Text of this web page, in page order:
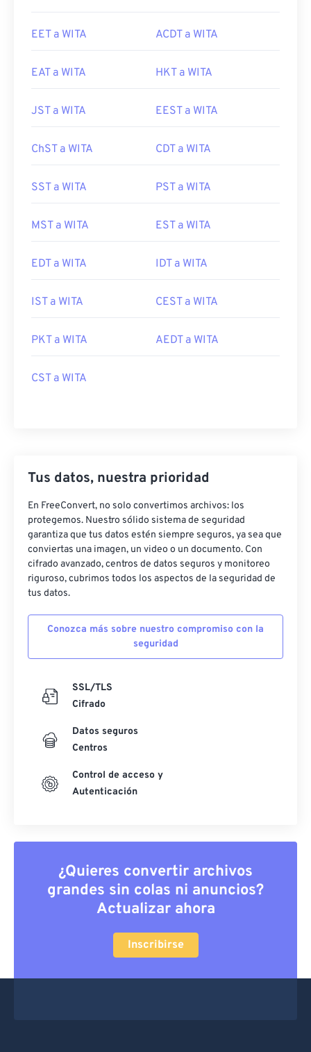
EET a WITA ACDT a WITA
EAT a WITA HKT a WITA
JST a WITA EEST a WITA
ChST a WITA CDT a WITA
SST a WITA PST a WITA
MST a WITA EST a WITA
EDT a WITA IDT a WITA
IST a WITA CEST a WITA
PKT a WITA AEDT a WITA
CST a WITA
Tus datos, nuestra prioridad
En FreeConvert, no solo convertimos archivos: los
protegemos. Nuestro sólido sistema de seguridad
garantiza que tus datos estén siempre seguros, ya sea que
conviertas una imagen, un video o un documento. Con
cifrado avanzado, centros de datos seguros y monitoreo
riguroso, cubrimos todos los aspectos de la seguridad de
tus datos.
Conozca más sobre nuestro compromiso con la
seguridad
SSL/TLS
Cifrado
Datos seguros
Centros
Control de acceso y
Autenticación
¿Quieres convertir archivos
grandes sin colas ni anuncios?
Actualizar ahora
Inscribirse